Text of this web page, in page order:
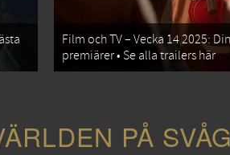
Film och TV – Vecka 14 2025:
premiärer • Se alla trailers här
PÅ